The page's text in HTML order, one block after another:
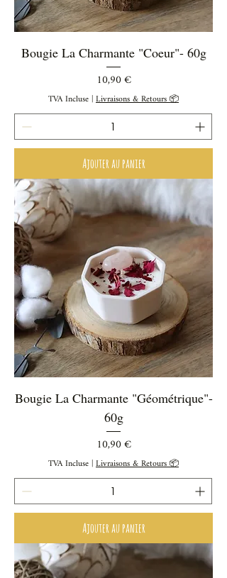
Bougie La Charmante "Coeur"- 60g
Prix
10,90 €
TVA Incluse|Livraisons & Retours 📦
Ajouter au panier
Bougie La Charmante "Géométrique"-
60g
Prix
10,90 €
TVA Incluse|Livraisons & Retours 📦
Ajouter au panier